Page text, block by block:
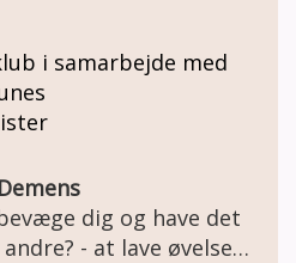
i samarbejde med
dig og have det
- at lave øvelser